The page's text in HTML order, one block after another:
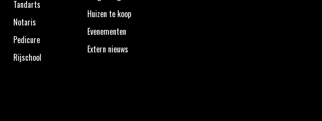
Tandarts
Notaris
Pedicure
Rijschool
Huizen te koop
Evenementen
Extern nieuws